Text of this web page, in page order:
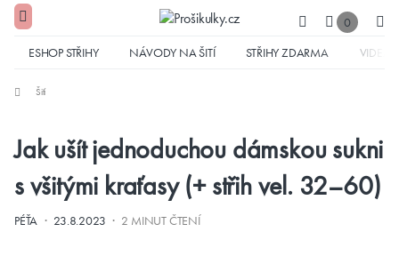
0
ESHOP STŘIHY NÁVODY NA ŠITÍ STŘIHY ZDARMA VIDEA
Šití
Jak ušít jednoduchou dámskou sukni
s všitými kraťasy (+ střih vel. 32–60)
PÉŤA · 23.8.2023 · 2 MINUT ČTENÍ